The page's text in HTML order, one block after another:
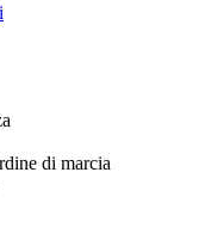
i
di marcia